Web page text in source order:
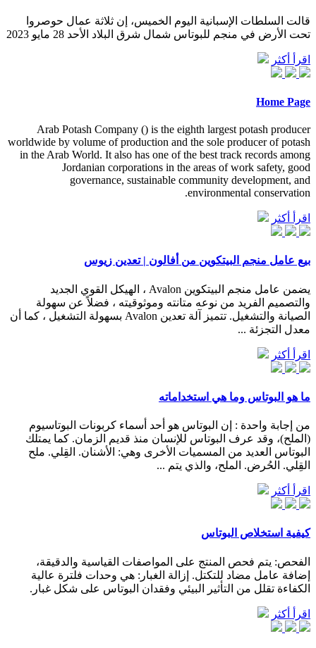
قالت السلطات الإسبانية اليوم الخميس، إن ثلاثة عمال حوصروا
تحت الأرض في منجم للبوتاس شمال شرق البلاد الأحد 28 مايو 2023
اقرأ أكثر
Home Page
Arab Potash Company () is the eighth largest potash producer
worldwide by volume of production and the sole producer of potash
in the Arab World. It also has one of the best track records among
Jordanian corporations in the areas of work safety, good
governance, sustainable community development, and
environmental conservation.
اقرأ أكثر
بيع عامل منجم البيتكوين من أفالون | تعدين زيوس
يضمن عامل منجم البيتكوين Avalon ، الهيكل القوي الجديد
والتصميم الفريد من نوعه متانته وموثوقيته ، فضلاً عن سهولة
الصيانة والتشغيل. تتميز آلة تعدين Avalon بسهولة التشغيل ، كما أن
معدل التجزئة ...
اقرأ أكثر
ما هو البوتاس وما هي استخداماته
من إجابة واحدة : إن البوتاس هو أحد أسماء كربونات البوتاسيوم
(الملح)، وقد عرف البوتاس للإنسان منذ قديم الزمان. كما يمتلك
البوتاس العديد من المسميات الأخرى وهي: الأشنان. القِلي. ملح
القِلي. الحُرض. الملح، والذي يتم ...
اقرأ أكثر
كيفية استخلاص البوتاس
الفحص: يتم فحص المنتج على المواصفات القياسية والدقيقة،
إضافة عامل مضاد للتكتل. إزالة الغبار: هي وحدات فلترة عالية
الكفاءة تقلل من التأثير البيئي وفقدان البوتاس على شكل غبار.
اقرأ أكثر